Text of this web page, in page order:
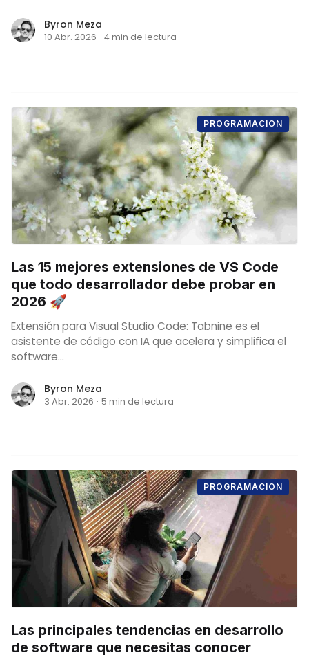
Byron Meza
10 Abr. 2026 · 4 min de lectura
PROGRAMACION
Las 15 mejores extensiones de VS Code
que todo desarrollador debe probar en
2026 🚀
Extensión para Visual Studio Code: Tabnine es el
asistente de código con IA que acelera y simplifica el
software...
Byron Meza
3 Abr. 2026 · 5 min de lectura
PROGRAMACION
Las principales tendencias en desarrollo
de software que necesitas conocer